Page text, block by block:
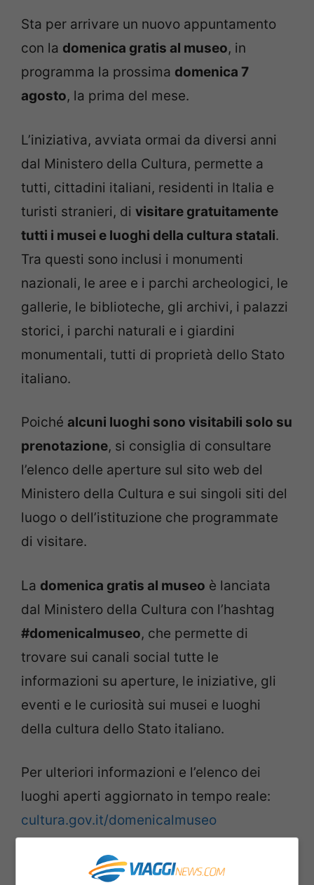
Sta per arrivare un nuovo appuntamento
con la domenica gratis al museo, in
programma la prossima domenica 7
agosto, la prima del mese.
L’iniziativa, avviata ormai da diversi anni
dal Ministero della Cultura, permette a
tutti, cittadini italiani, residenti in Italia e
turisti stranieri, di visitare gratuitamente
tutti i musei e luoghi della cultura statali.
Tra questi sono inclusi i monumenti
nazionali, le aree e i parchi archeologici, le
gallerie, le biblioteche, gli archivi, i palazzi
storici, i parchi naturali e i giardini
monumentali, tutti di proprietà dello Stato
italiano.
Poiché alcuni luoghi sono visitabili solo su
prenotazione, si consiglia di consultare
l’elenco delle aperture sul sito web del
Ministero della Cultura e sui singoli siti del
luogo o dell’istituzione che programmate
di visitare.
La domenica gratis al museo è lanciata
dal Ministero della Cultura con l’hashtag
#domenicalmuseo, che permette di
trovare sui canali social tutte le
informazioni su aperture, le iniziative, gli
eventi e le curiosità sui musei e luoghi
della cultura dello Stato italiano.
Per ulteriori informazioni e l’elenco dei
luoghi aperti aggiornato in tempo reale:
cultura.gov.it/domenicalmuseo
Musei gratis a Roma